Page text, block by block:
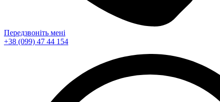
Передзвоніть мені
+38 (099) 47 44 154